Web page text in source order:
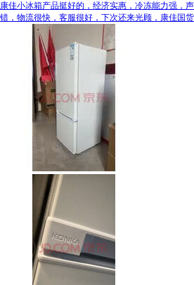
康佳小冰箱产品挺好的，经济实惠，冷冻能力强，
错，物流很快，客服很好，下次还来光顾，康佳国